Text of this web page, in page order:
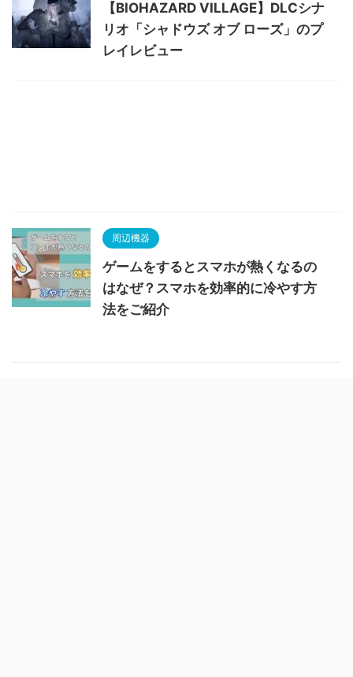
【BIOHAZARD VILLAGE】DLCシナ
リオ「シャドウズ オブ ローズ」のプ
レイレビュー
周辺機器
ゲームをするとスマホが熱くなるの
はなぜ？スマホを効率的に冷やす方
法をご紹介